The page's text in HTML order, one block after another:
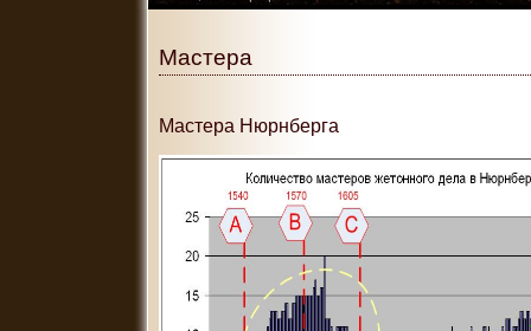
Мастера
Мастера Нюрнберга